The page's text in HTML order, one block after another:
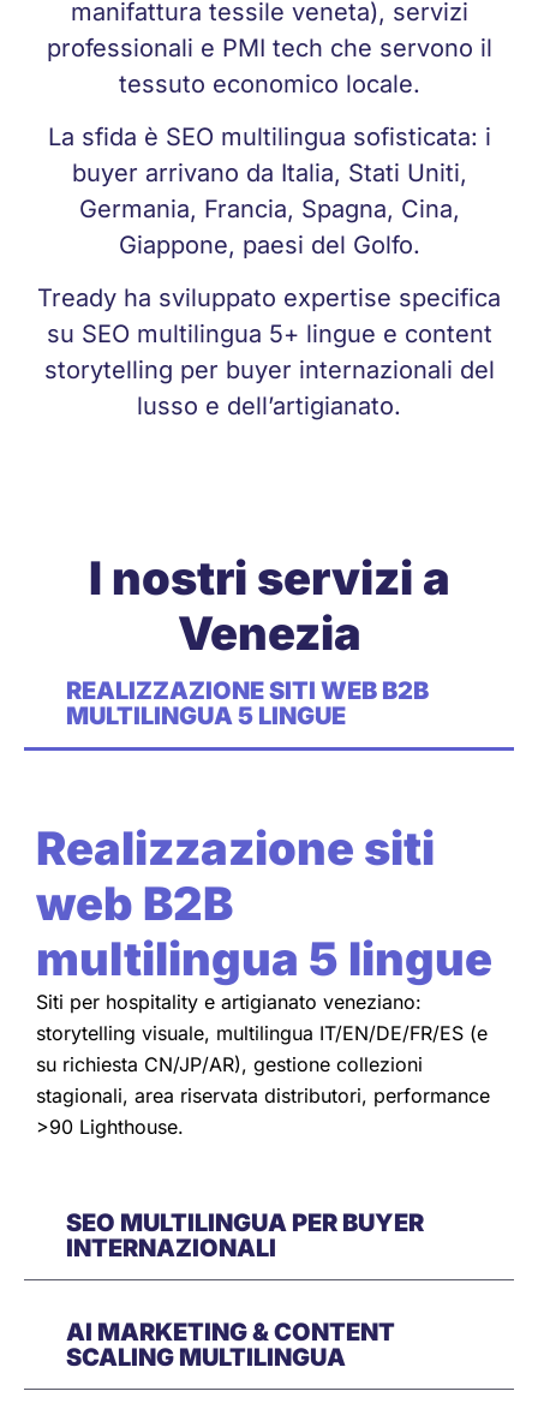
manifattura tessile veneta), servizi
professionali e PMI tech che servono il
tessuto economico locale.
La sfida è SEO multilingua sofisticata: i
buyer arrivano da Italia, Stati Uniti,
Germania, Francia, Spagna, Cina,
Giappone, paesi del Golfo.
Tready ha sviluppato expertise specifica
su SEO multilingua 5+ lingue e content
storytelling per buyer internazionali del
lusso e dell’artigianato.
I nostri servizi a
Venezia
REALIZZAZIONE SITI WEB B2B
MULTILINGUA 5 LINGUE
SEO MULTILINGUA PER BUYER
INTERNAZIONALI
AI MARKETING & CONTENT
SCALING MULTILINGUA
Realizzazione siti
web B2B
multilingua 5 lingue
Siti per hospitality e artigianato veneziano:
storytelling visuale, multilingua IT/EN/DE/FR/ES (e
su richiesta CN/JP/AR), gestione collezioni
stagionali, area riservata distributori, performance
>90 Lighthouse.